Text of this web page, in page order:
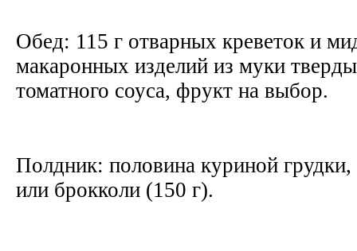
Обед: 115 г отварных креветок и
макаронных изделий из муки
томатного соуса, фрукт на выбор.
Полдник: половина куриной
или брокколи (150 г).